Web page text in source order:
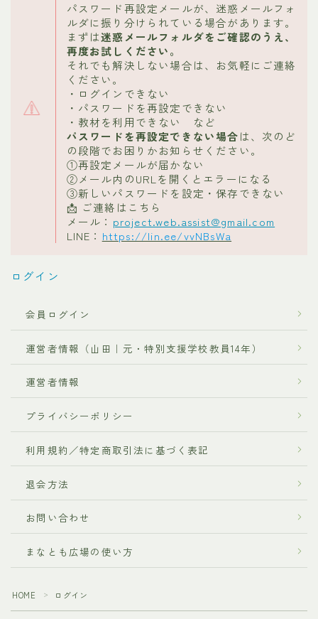
パスワード再設定メールが、迷惑メールフォ
ルダに振り分けられている場合があります。
まずは迷惑メールフォルダをご確認のうえ、
再度お試しください。
それでも解決しない場合は、お気軽にご連絡
ください。
・ログインできない
・パスワードを再設定できない
・教材を利用できない など
パスワードを再設定できない場合は、次のど
の段階でお困りかお知らせください。
①再設定メールが届かない
②メール内のURLを開くとエラーになる
③新しいパスワードを設定・保存できない
📩 ご連絡はこちら
メール： project.web.assist@gmail.com
LINE： https://lin.ee/vvNBsWa
ログイン
会員ログイン
運営者情報（山田｜元・特別支援学校教員14年）
運営者情報
プライバシーポリシー
利用規約／特定商取引法に基づく表記
退会方法
お問い合わせ
まなとも広場の使い方
HOME ＞ ログイン